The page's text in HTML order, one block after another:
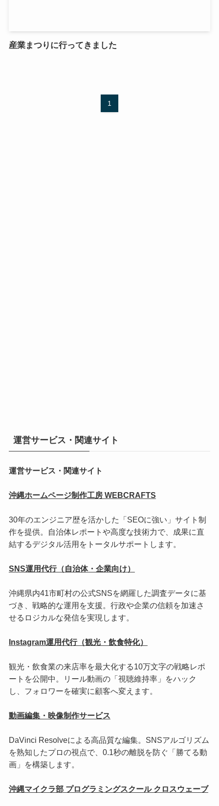
産業まつりに行ってきました
1
運営サービス・関連サイト
運営サービス・関連サイト
沖縄ホームページ制作工房 WEBCRAFTS
30年のエンジニア歴を活かした「SEOに強い」サイト制
作を提供。自治体レポートや高度な技術力で、成果に直
結するデジタル活用をトータルサポートします。
SNS運用代行（自治体・企業向け）
沖縄県内41市町村の公式SNSを網羅した調査データに基
づき、戦略的な運用を支援。行政や企業の信頼を加速さ
せるロジカルな発信を実現します。
Instagram運用代行（観光・飲食特化）
観光・飲食業の来店率を最大化する10万文字の戦略レポ
ートを公開中。リール動画の「視聴維持率」をハック
し、フォロワーを確実に顧客へ変えます。
動画編集・映像制作サービス
DaVinci Resolveによる高品質な編集。SNSアルゴリズム
を熟知したプロの視点で、0.1秒の離脱を防ぐ「勝てる動
画」を構築します。
沖縄マイクラ部 プログラミングスクール クロスウェーブ